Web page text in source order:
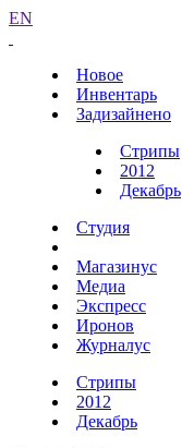
EN
Новое
Инвентарь
Задизайнено
Стрипы
2012
Декабрь
Студия
Магазинус
Медиа
Экспресс
Иронов
Журналус
Стрипы
2012
Декабрь